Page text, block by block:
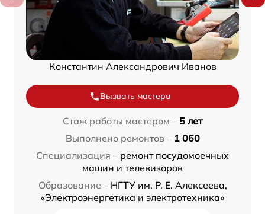
Константин Александрович Иванов
Вызвать мастера
Стаж работы мастером – 5 лет
Выполнено ремонтов – 1 060
Специализация – ремонт посудомоечных
машин и телевизоров
Образование – НГТУ им. Р. Е. Алексеева,
«Электроэнергетика и электротехника»